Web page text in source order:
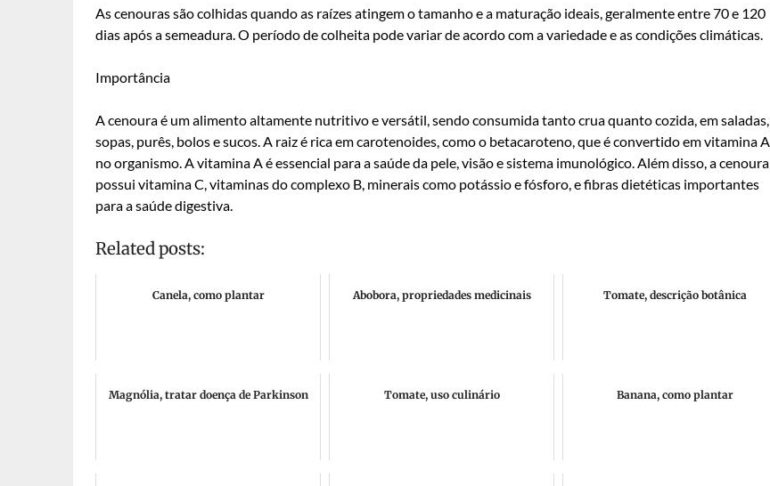
As cenouras são colhidas quando as raízes atingem o tamanho e a maturação ideais, geralmente entre 70 e 120
dias após a semeadura. O período de colheita pode variar de acordo com a variedade e as condições climáticas.
Importância
A cenoura é um alimento altamente nutritivo e versátil, sendo consumida tanto crua quanto cozida, em saladas,
sopas, purês, bolos e sucos. A raiz é rica em carotenoides, como o betacaroteno, que é convertido em vitamina A
no organismo. A vitamina A é essencial para a saúde da pele, visão e sistema imunológico. Além disso, a cenoura
possui vitamina C, vitaminas do complexo B, minerais como potássio e fósforo, e fibras dietéticas importantes
para a saúde digestiva.
Related posts:
Canela, como plantar Abobora, propriedades medicinais Tomate, descrição botânica
Magnólia, tratar doença de Parkinson Tomate, uso culinário Banana, como plantar